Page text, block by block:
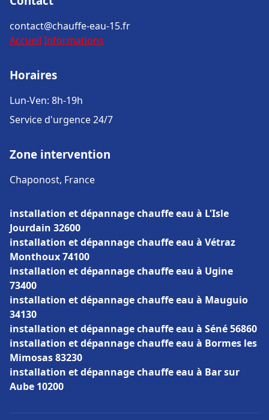
contact@chauffe-eau-15.fr
Accueil Informations
Horaires
Lun-Ven: 8h-19h
Service d'urgence 24/7
Zone intervention
Chaponost, France
installation et dépannage chauffe eau à L'Isle
Jourdain 32600
installation et dépannage chauffe eau à Vétraz
Monthoux 74100
installation et dépannage chauffe eau à Ugine
73400
installation et dépannage chauffe eau à Mauguio
34130
installation et dépannage chauffe eau à Séné 56860
installation et dépannage chauffe eau à Bormes les
Mimosas 83230
installation et dépannage chauffe eau à Bar sur
Aube 10200